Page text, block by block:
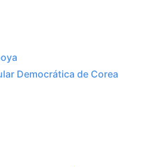
Democrática de Corea